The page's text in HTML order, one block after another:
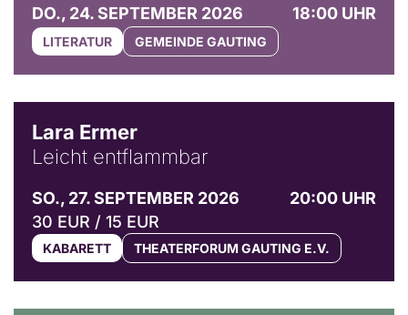
DO., 24. SEPTEMBER 2026 18:00 UHR
LITERATUR GEMEINDE GAUTING
Lara Ermer
Leicht entflammbar
SO., 27. SEPTEMBER 2026
20:00 UHR
30 EUR / 15 EUR
KABARETT THEATERFORUM GAUTING E.V.